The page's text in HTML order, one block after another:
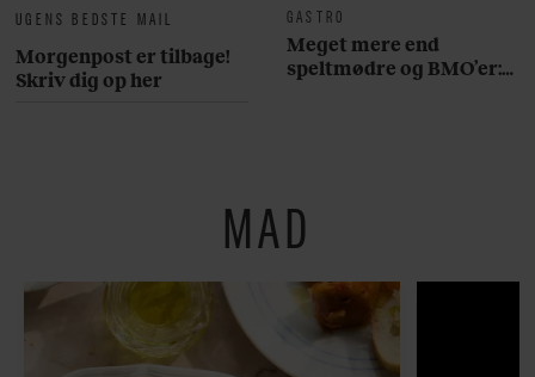
UGENS BEDSTE MAIL
Morgenpost er tilbage!
Skriv dig op her
GASTRO
Meget mere end
speltmødre og BMO’er:
MAD